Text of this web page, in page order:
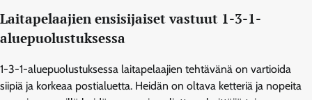
Laitapelaajien ensisijaiset vastuut 1-3-1-
aluepuolustuksessa
1-3-1-aluepuolustuksessa laitapelaajien tehtävänä on vartioida
siipiä ja korkeaa postialuetta. Heidän on oltava ketteriä ja nopeita